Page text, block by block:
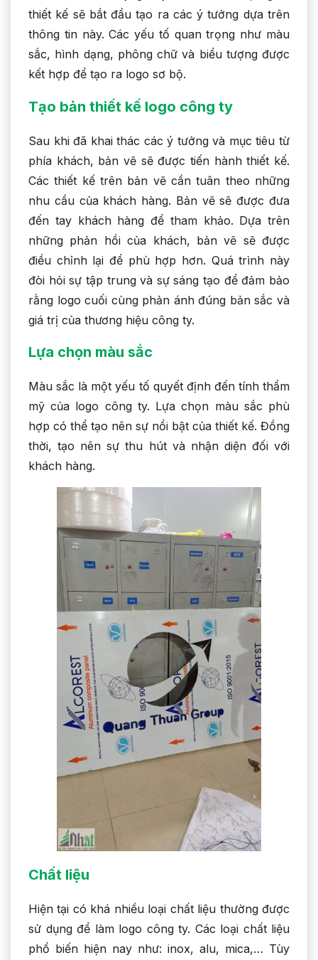
thiết kế sẽ bắt đầu tạo ra các ý tưởng dựa trên
thông tin này. Các yếu tố quan trọng như màu
sắc, hình dạng, phông chữ và biểu tượng được
kết hợp để tạo ra logo sơ bộ.
Tạo bản thiết kế logo công ty
Sau khi đã khai thác các ý tưởng và mục tiêu từ
phía khách, bản vẽ sẽ được tiến hành thiết kế.
Các thiết kế trên bản vẽ cần tuân theo những
nhu cầu của khách hàng. Bản vẽ sẽ được đưa
đến tay khách hàng để tham khảo. Dựa trên
những phản hồi của khách, bản vẽ sẽ được
điều chỉnh lại để phù hợp hơn. Quá trình này
đòi hỏi sự tập trung và sự sáng tạo để đảm bảo
rằng logo cuối cùng phản ánh đúng bản sắc và
giá trị của thương hiệu công ty.
Lựa chọn màu sắc
Màu sắc là một yếu tố quyết định đến tính thẩm
mỹ của logo công ty. Lựa chọn màu sắc phù
hợp có thể tạo nên sự nổi bật của thiết kế. Đồng
thời, tạo nên sự thu hút và nhận diện đối với
khách hàng.
Chất liệu
Hiện tại có khá nhiều loại chất liệu thường được
sử dụng để làm logo công ty. Các loại chất liệu
phổ biến hiện nay như: inox, alu, mica,… Tùy